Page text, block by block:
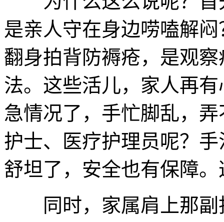
是亲人守在身边唠嗑解
翻身拍背防褥疮，是观
法。这些活儿，家人再
急情况了，手忙脚乱，
护士、医疗护理员呢？
舒坦了，安全也有保障
同时，家属肩上那副